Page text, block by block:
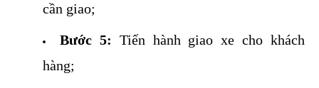
cần giao;
Bước 5: Tiến hành giao xe cho khách
hàng;